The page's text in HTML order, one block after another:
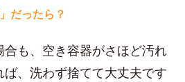
だったら？
合も、空き容器がさほど汚れ
ば、洗わず捨てて大丈夫です